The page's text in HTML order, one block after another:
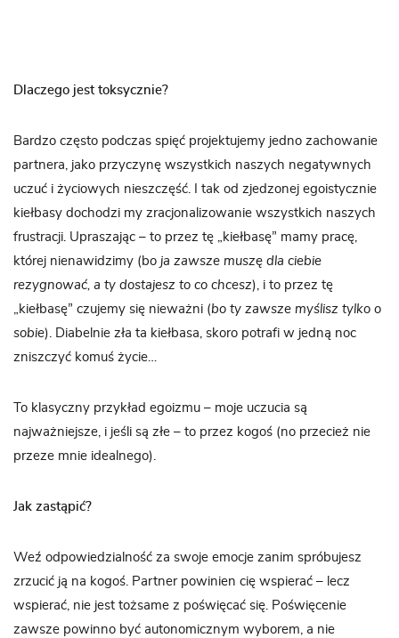
Dlaczego jest toksycznie?
Bardzo często podczas spięć projektujemy jedno zachowanie
partnera, jako przyczynę wszystkich naszych negatywnych
uczuć i życiowych nieszczęść. I tak od zjedzonej egoistycznie
kiełbasy dochodzi my zracjonalizowanie wszystkich naszych
frustracji. Upraszając – to przez tę „kiełbasę” mamy pracę,
której nienawidzimy (bo ja zawsze muszę dla ciebie
rezygnować, a ty dostajesz to co chcesz), i to przez tę
„kiełbasę” czujemy się nieważni (bo ty zawsze myślisz tylko o
sobie). Diabelnie zła ta kiełbasa, skoro potrafi w jedną noc
zniszczyć komuś życie…
To klasyczny przykład egoizmu – moje uczucia są
najważniejsze, i jeśli są złe – to przez kogoś (no przecież nie
przeze mnie idealnego).
Jak zastąpić?
Weź odpowiedzialność za swoje emocje zanim spróbujesz
zrzucić ją na kogoś. Partner powinien cię wspierać – lecz
wspierać, nie jest tożsame z poświęcać się. Poświęcenie
zawsze powinno być autonomicznym wyborem, a nie